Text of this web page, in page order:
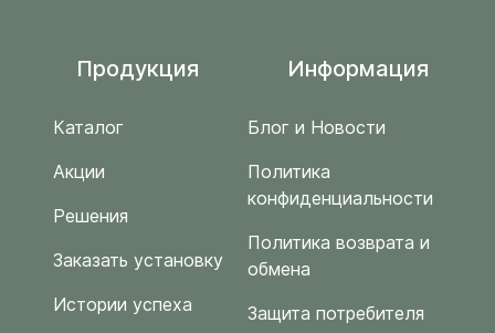
Продукция
Каталог
Акции
Решения
Заказать установку
Истории успеха
Информация
Блог и Новости
Политика
конфиденциальности
Политика возврата и
обмена
Защита потребителя